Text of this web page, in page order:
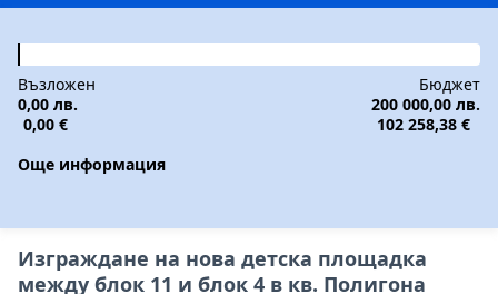
Възложен
0,00 лв.
0,00 €
Бюджет
200 000,00 лв.
102 258,38 €
Още информация
Изграждане на нова детска площадка
между блок 11 и блок 4 в кв. Полигона